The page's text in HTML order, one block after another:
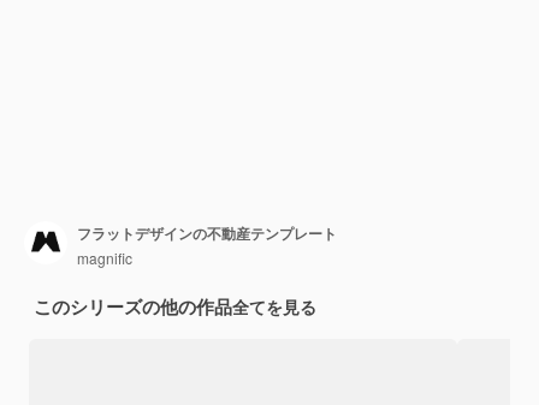
フラットデザインの不動産テンプレート
magnific
このシリーズの他の作品全てを見る